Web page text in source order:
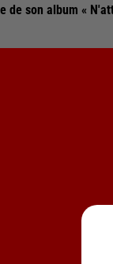
de son album «